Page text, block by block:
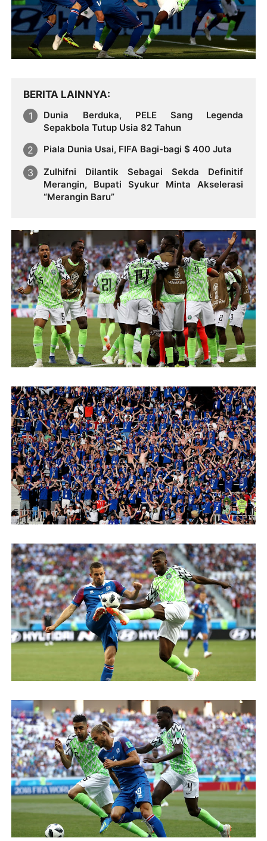
BERITA LAINNYA
Dunia Berduka, PELE Sang Legenda
Sepakbola Tutup Usia 82 Tahun
Piala Dunia Usai, FIFA Bagi-bagi $ 400 Juta
Zulhifni Dilantik Sebagai Sekda Definitif
Merangin, Bupati Syukur Minta Akselerasi
“Merangin Baru”